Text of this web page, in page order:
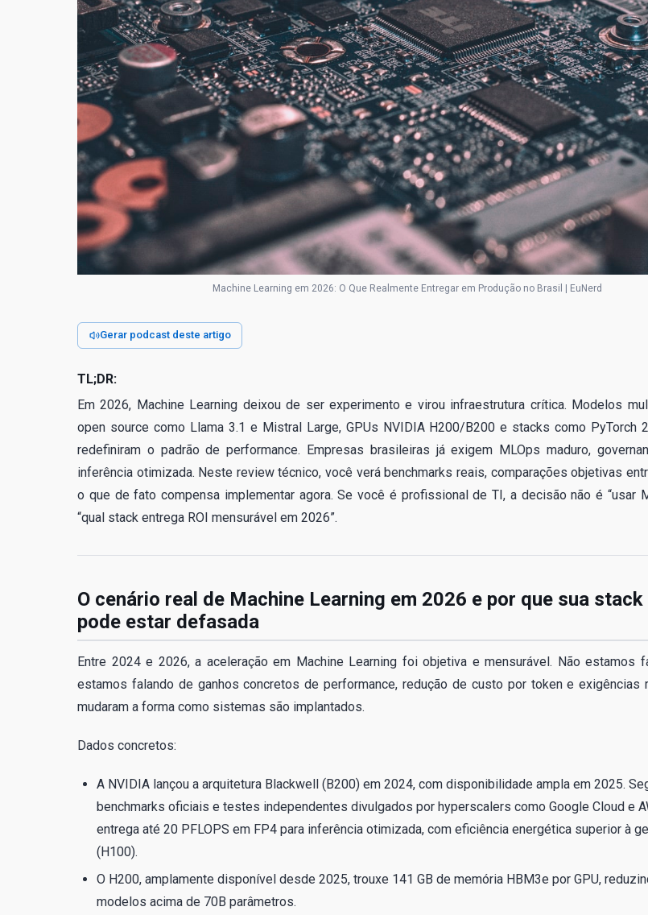
Machine Learning em 2026: O Que Realmente Entregar em Produção no Brasil | EuNerd
Gerar podcast deste artigo
TL;DR:
Em 2026, Machine Learning deixou de ser experimento e virou infraestrutura crítica. Modelos
open source como Llama 3.1 e Mistral Large, GPUs NVIDIA H200/B200 e stacks como PyTorch
redefiniram o padrão de performance. Empresas brasileiras já exigem MLOps maduro,
inferência otimizada. Neste review técnico, você verá benchmarks reais, comparações objetivas
o que de fato compensa implementar agora. Se você é profissional de TI, a decisão não é “usar
“qual stack entrega ROI mensurável em 2026”.
O cenário real de Machine Learning em 2026 e por que sua stack
pode estar defasada
Entre 2024 e 2026, a aceleração em Machine Learning foi objetiva e mensurável. Não estamos
estamos falando de ganhos concretos de performance, redução de custo por token e exigências
mudaram a forma como sistemas são implantados.
Dados concretos:
A NVIDIA lançou a arquitetura Blackwell (B200) em 2024, com disponibilidade ampla em 2025.
benchmarks oficiais e testes independentes divulgados por hyperscalers como Google Cloud e
entrega até 20 PFLOPS em FP4 para inferência otimizada, com eficiência energética superior à
(H100).
O H200, amplamente disponível desde 2025, trouxe 141 GB de memória HBM3e por GPU,
modelos acima de 70B parâmetros.